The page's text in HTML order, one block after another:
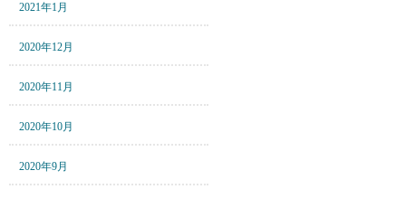
2021年1月
2020年12月
2020年11月
2020年10月
2020年9月